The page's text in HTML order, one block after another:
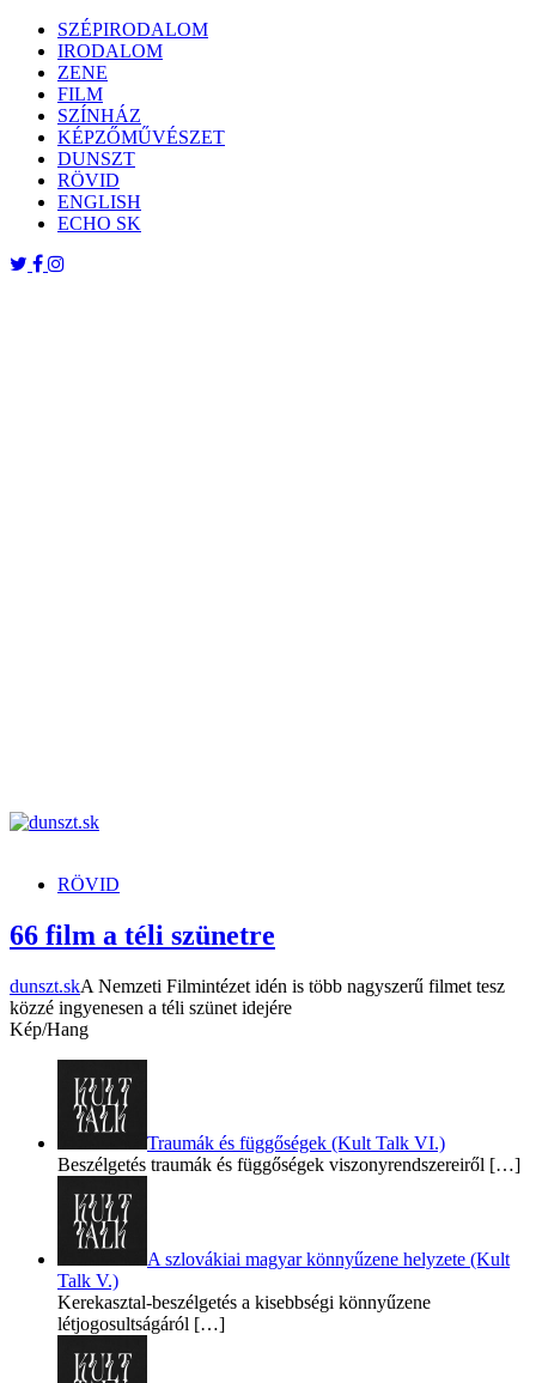
Skip
content
SZÉPIRODALOM
IRODALOM
ZENE
FILM
SZÍNHÁZ
KÉPZŐMŰVÉSZET
DUNSZT
RÖVID
ENGLISH
ECHO SK
RÖVID
66 film a téli szünetre
dunszt.skA Nemzeti Filmintézet idén is több nagyszerű filmet tesz
közzé ingyenesen a téli szünet idejére
Kép/Hang
Traumák és függőségek (Kult Talk VI.)
Beszélgetés traumák és függőségek viszonyrendszereiről […]
A szlovákiai magyar könnyűzene helyzete (Kult
Talk V.)
Kerekasztal-beszélgetés a kisebbségi könnyűzene
létjogosultságáról […]